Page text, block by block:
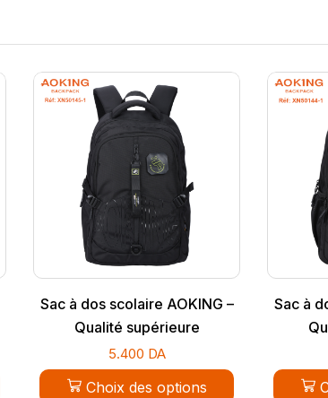
Sac à dos scolaire AOKING –
Qualité supérieure
5.400 DA
Choix des options
Sac à